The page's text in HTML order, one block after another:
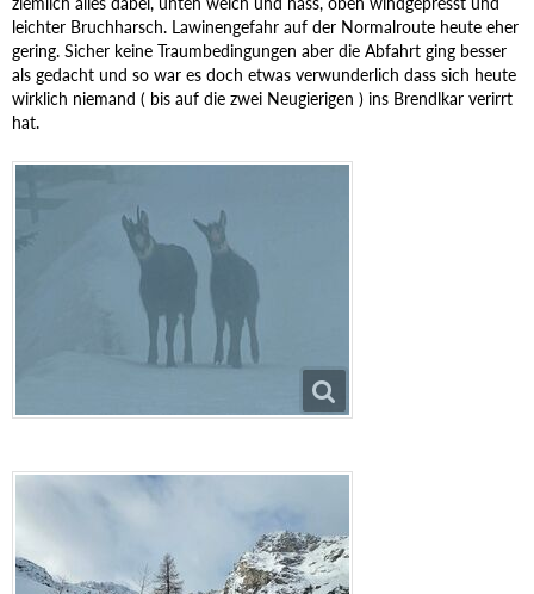
leichter Bruchharsch. Lawinengefahr auf der Normalroute heute eher
gering. Sicher keine Traumbedingungen aber die Abfahrt ging besser
als gedacht und so war es doch etwas verwunderlich dass sich heute
wirklich niemand ( bis auf die zwei Neugierigen ) ins Brendlkar verirrt
hat.